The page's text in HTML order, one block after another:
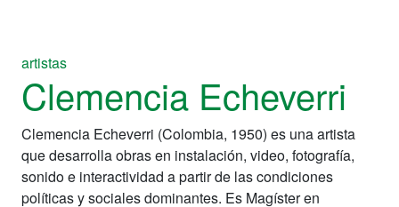
artistas
Clemencia Echeverri
Clemencia Echeverri (Colombia, 1950) es una artista
que desarrolla obras en instalación, video, fotografía,
sonido e interactividad a partir de las condiciones
políticas y sociales dominantes. Es Magíster en